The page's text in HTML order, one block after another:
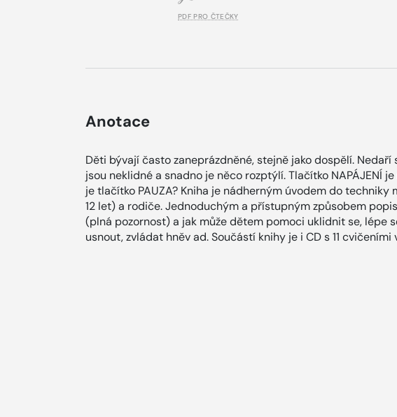
PDF PRO ČTEČKY
Anotace
Děti bývají často zaneprázdněné, stejně jako dospělí. Nedaří
jsou neklidné a snadno je něco rozptýlí. Tlačítko NAPÁJENÍ
je tlačítko PAUZA? Kniha je nádherným úvodem do
12 let) a rodiče. Jednoduchým a přístupným způsobem
(plná pozornost) a jak může dětem pomoci uklidnit se, lépe
usnout, zvládat hněv ad. Součástí knihy je i CD s 11 cvičeními